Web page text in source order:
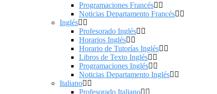
Programaciones Francés
Noticias Departamento Francés
Inglés
Profesorado Inglés
Horarios Inglés
Horario de Tutorías Inglés
Libros de Texto Inglés
Programaciones Inglés
Noticias Departamento Inglés
Italiano
Profesorado Italiano